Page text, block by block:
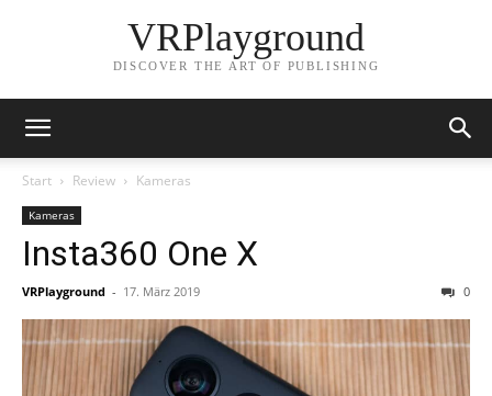
VRPlayground
DISCOVER THE ART OF PUBLISHING
Start Review Kameras
Kameras
Insta360 One X
VRPlayground - 17. März 2019 0